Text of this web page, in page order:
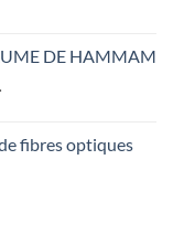
DE HAMMAM
fibres optiques